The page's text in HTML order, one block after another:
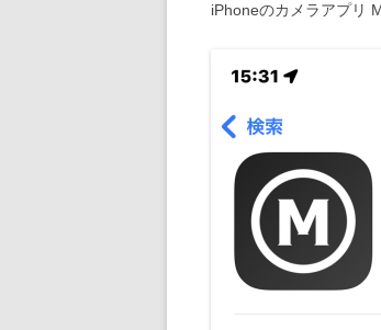
iPhoneのカメラアプリ